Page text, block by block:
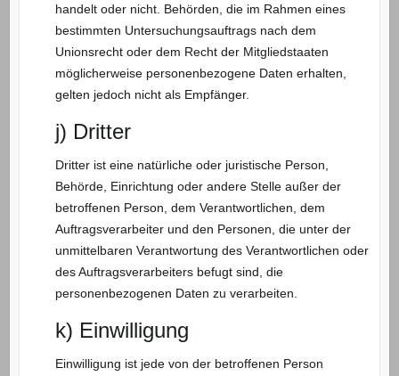
handelt oder nicht. Behörden, die im Rahmen eines
bestimmten Untersuchungsauftrags nach dem
Unionsrecht oder dem Recht der Mitgliedstaaten
möglicherweise personenbezogene Daten erhalten,
gelten jedoch nicht als Empfänger.
j) Dritter
Dritter ist eine natürliche oder juristische Person,
Behörde, Einrichtung oder andere Stelle außer der
betroffenen Person, dem Verantwortlichen, dem
Auftragsverarbeiter und den Personen, die unter der
unmittelbaren Verantwortung des Verantwortlichen oder
des Auftragsverarbeiters befugt sind, die
personenbezogenen Daten zu verarbeiten.
k) Einwilligung
Einwilligung ist jede von der betroffenen Person